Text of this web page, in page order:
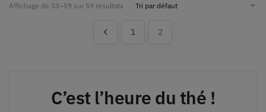
Affichage de 33–59 sur 59 résultats
1 2
C’est l’heure du thé !